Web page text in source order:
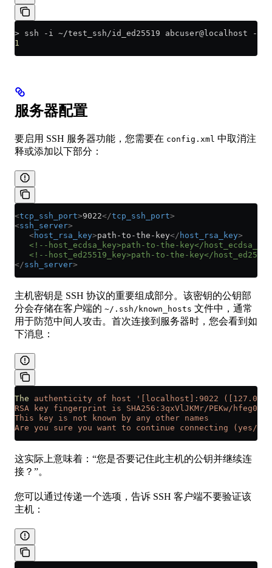
> ssh -i ~/test_ssh/id_ed25519 abcuser@localhost -p
1
服务器配置
要启用 SSH 服务器功能，您需要在 config.xml 中取消注
释或添加以下部分：
<tcp_ssh_port>9022</tcp_ssh_port>
<ssh_server>
   <
host_rsa_key>path-to-the-key</ host_rsa_key>
<!--host_ecdsa_key>path-to-the-key</
<!--host_ed25519_key>path-to-the-key</
</ssh_server>
主机密钥是 SSH 协议的重要组成部分。该密钥的公钥部
分会存储在客户端的 ~/.ssh/known_hosts 文件中，通常
用于防范中间人攻击。首次连接到服务器时，您会看到如
下消息：
The authenticity of host '[localhost]:9022
RSA key fingerprint is SHA256:3qxVlJKMr/PEKw/
This key is not known by any other names
Are you sure you want to continue connecting (yes/
这实际上意味着：“您是否要记住此主机的公钥并继续连
接？”。
您可以通过传递一个选项，告诉 SSH 客户端不要验证该
主机：